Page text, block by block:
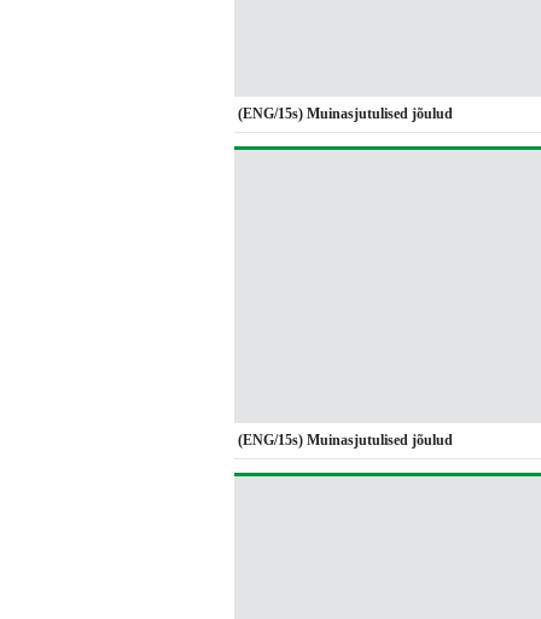
(ENG/15s) Muinasjutulised jõulud
(ENG/15s) Muinasjutulised jõulud